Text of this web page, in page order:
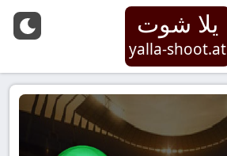
يلا شوت
yalla-shoot.at